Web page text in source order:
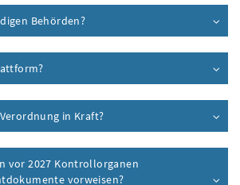
Behörden?
in Kraft?
vor 2027 Kontrollorganen
vorweisen?